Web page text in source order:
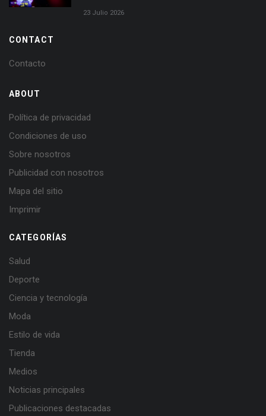
23 Julio 2026
CONTACT
Contacto
ABOUT
Política de privacidad
Condiciones de uso
Sobre nosotros
Publicidad con nosotros
Mapa del sitio
Imprimir
CATEGORÍAS
Salud
Deporte
Ciencia y tecnología
Moda
Estilo de vida
Tienda
Medios
Noticias principales
Publicaciones destacadas